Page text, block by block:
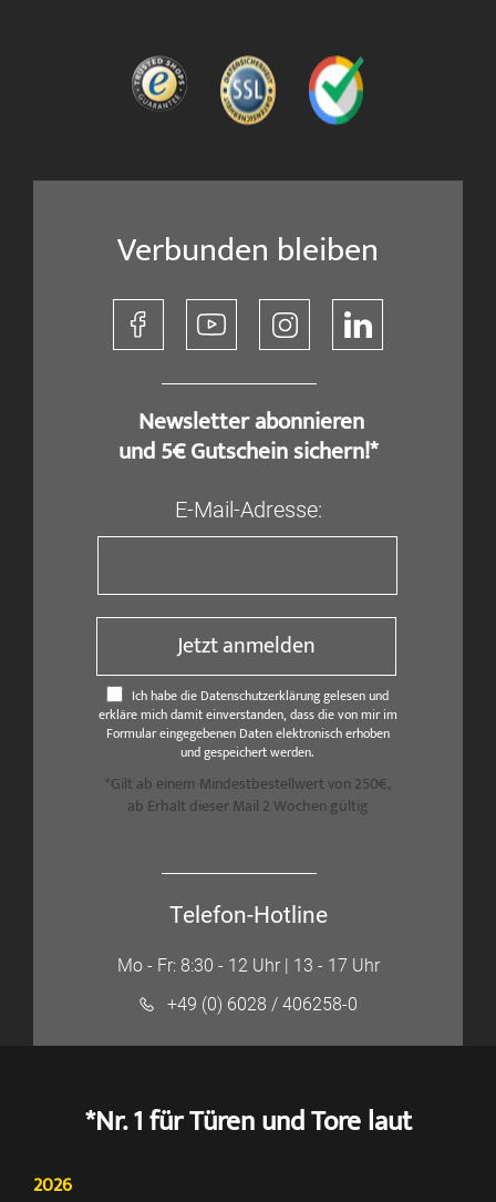
Verbunden bleiben
​ Newsletter abonnieren
und 5€ Gutschein sichern!*
E-Mail-Adresse:
Jetzt anmelden
Ich habe die Datenschutzerklärung gelesen und
erkläre mich damit einverstanden, dass die von mir im
Formular eingegebenen Daten elektronisch erhoben
und gespeichert werden.
*Gilt ab einem Mindestbestellwert von 250€,
ab Erhalt dieser Mail 2 Wochen gültig
Telefon-Hotline
Mo - Fr: 8:30 - 12 Uhr | 13 - 17 Uhr
+49 (0) 6028 / 406258-0
*Nr. 1 für Türen und Tore laut
2026